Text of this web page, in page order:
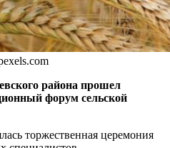
района прошел
форум сельской
торжественная церемония